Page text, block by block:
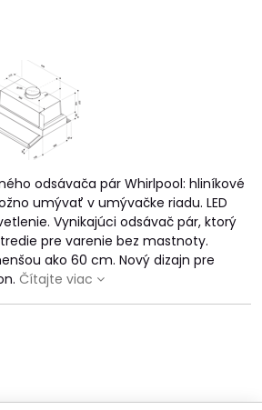
odsávača pár Whirlpool: hliníkové
umývať v umývačke riadu. LED
Vynikajúci odsávač pár, ktorý
pre varenie bez mastnoty.
ako 60 cm. Nový dizajn pre
Čítajte viac